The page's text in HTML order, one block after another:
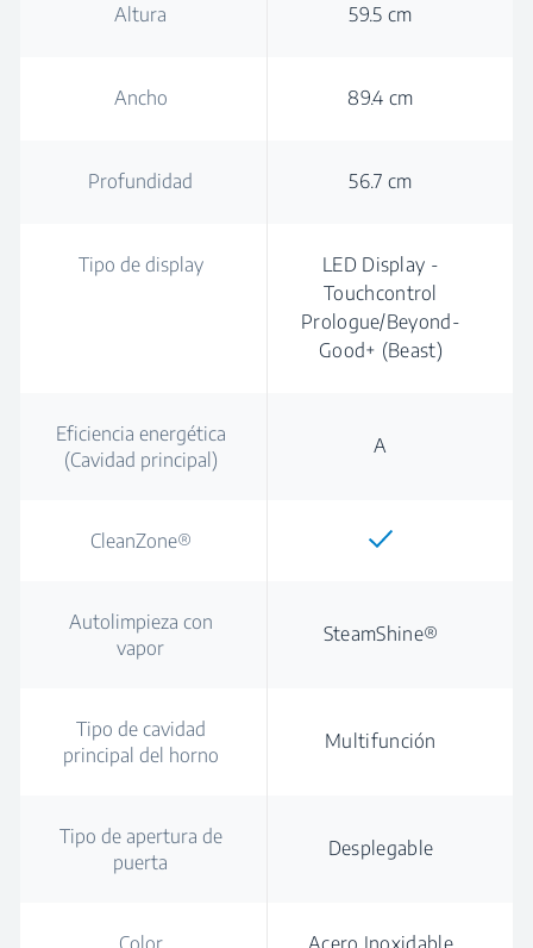
Altura 59.5 cm
Ancho 89.4 cm
Profundidad 56.7 cm
Tipo de display
LED Display -
Touchcontrol
Prologue/Beyond-
Good+ (Beast)
Eficiencia energética
(Cavidad principal)
A
CleanZone®
Autolimpieza con
vapor
SteamShine®
Tipo de cavidad
principal del horno
Multifunción
Tipo de apertura de
puerta
Desplegable
Color Acero Inoxidable